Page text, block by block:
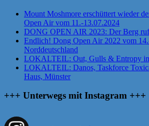
Mount Moshmore erschüttert wieder
Open Air vom 11.-13.07.2024
DONG OPEN AIR 2023: Der Berg
Endlich! Dong Open Air 2022 vom
Norddeutschland
LOKALTEIL: Out, Gulls & Entropy
LOKALTEIL: Danos, Taskforce
Haus, Münster
+++ Unterwegs mit Instagram +++